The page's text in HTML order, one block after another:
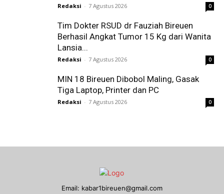
Redaksi - 7 Agustus 2026 0
Tim Dokter RSUD dr Fauziah Bireuen
Berhasil Angkat Tumor 15 Kg dari Wanita
Lansia...
Redaksi - 7 Agustus 2026 0
MIN 18 Bireuen Dibobol Maling, Gasak
Tiga Laptop, Printer dan PC
Redaksi - 7 Agustus 2026 0
Email: kabar1bireuen@gmail.com